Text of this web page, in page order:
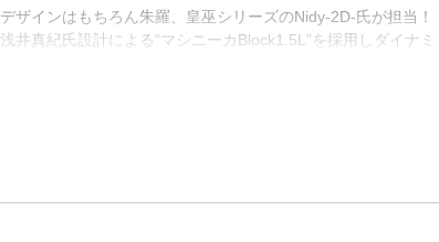
デザインはもちろん朱羅、皇巫シリーズのNidy-2D-氏が担当！
浅井真紀氏設計による“マシニーカBlock1.5L”を採用しダイナ